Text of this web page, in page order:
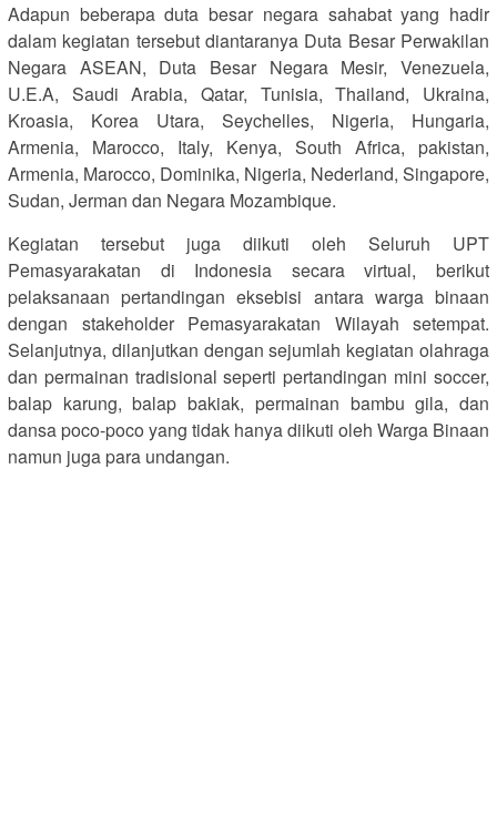
Adapun beberapa duta besar negara sahabat yang hadir
dalam kegiatan tersebut diantaranya Duta Besar Perwakilan
Negara ASEAN, Duta Besar Negara Mesir, Venezuela,
U.E.A, Saudi Arabia, Qatar, Tunisia, Thailand, Ukraina,
Kroasia, Korea Utara, Seychelles, Nigeria, Hungaria,
Armenia, Marocco, Italy, Kenya, South Africa, pakistan,
Armenia, Marocco, Dominika, Nigeria, Nederland, Singapore,
Sudan, Jerman dan Negara Mozambique.
Kegiatan tersebut juga diikuti oleh Seluruh UPT
Pemasyarakatan di Indonesia secara virtual, berikut
pelaksanaan pertandingan eksebisi antara warga binaan
dengan stakeholder Pemasyarakatan Wilayah setempat.
Selanjutnya, dilanjutkan dengan sejumlah kegiatan olahraga
dan permainan tradisional seperti pertandingan mini soccer,
balap karung, balap bakiak, permainan bambu gila, dan
dansa poco-poco yang tidak hanya diikuti oleh Warga Binaan
namun juga para undangan.